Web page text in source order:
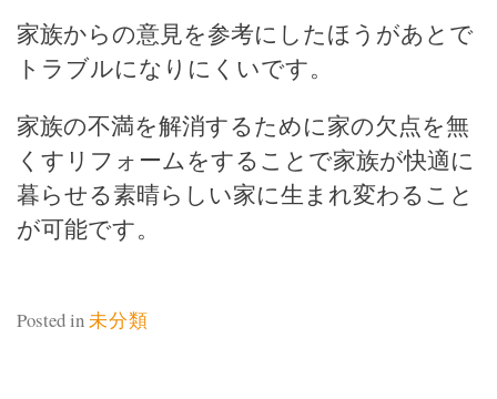
家族からの意見を参考にしたほうがあとで
トラブルになりにくいです。
家族の不満を解消するために家の欠点を無
くすリフォームをすることで家族が快適に
暮らせる素晴らしい家に生まれ変わること
が可能です。
Posted in未分類